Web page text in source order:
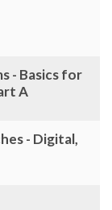
- Basics for
A
- Digital,